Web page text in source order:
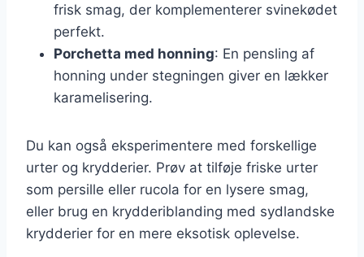
frisk smag, der komplementerer svinekødet
perfekt.
Porchetta med honning: En pensling af
honning under stegningen giver en lækker
karamelisering.
Du kan også eksperimentere med forskellige
urter og krydderier. Prøv at tilføje friske urter
som persille eller rucola for en lysere smag,
eller brug en krydderiblanding med sydlandske
krydderier for en mere eksotisk oplevelse.